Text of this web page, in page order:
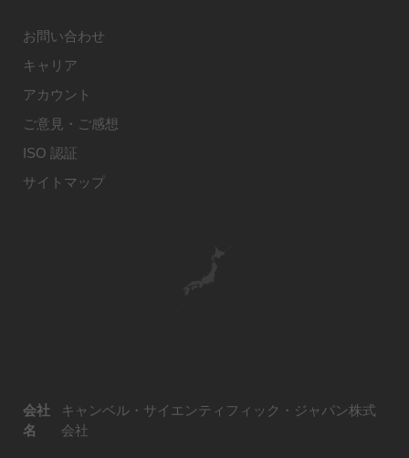
お問い合わせ
キャリア
アカウント
ご意見・ご感想
ISO 認証
サイトマップ
会社
名
キャンベル・サイエンティフィック・ジャパン株式
会社